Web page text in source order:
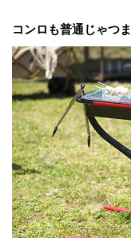
コンロも普通じゃつ